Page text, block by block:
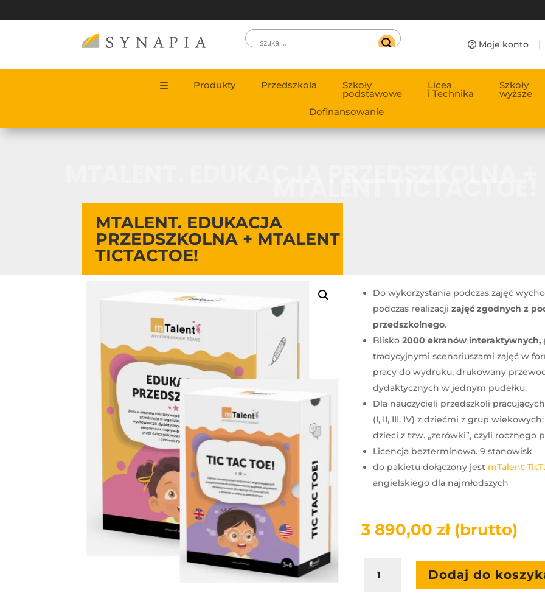
Moje konto |
Produkty Przedszkola Szkoły
podstawowe
Licea
i Technika
Szkoły
wyższe
Dofinansowanie
MTALENT. EDUKACJA
PRZEDSZKOLNA + MTALENT
TICTACTOE!
Do wykorzystania podczas zajęć
podczas realizacjizajęć zgodnych z
przedszkolnego.
Blisko2000 ekranów interaktywnych,
tradycyjnymi scenariuszami zajęć w
pracy do wydruku, drukowany
dydaktycznych w jednym pudełku.
Dla nauczycieli przedszkoli
(I, II, III, IV) z dziećmi z grup
dzieci z tzw. „zerówki”, czyli rocznego
Licencja bezterminowa. 9 stanowisk
do pakietu dołączony jest mTalent
angielskiego dla najmłodszych
3 890,00zł (brutto)
mTalent.
Dodaj do